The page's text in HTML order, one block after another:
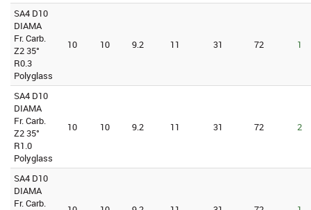
SA4 D10
DIAMA
Fr. Carb.
Z2 35°
R0.3
Polyglass
10 10 9.2 11 31 72 1
SA4 D10
DIAMA
Fr. Carb.
Z2 35°
R1.0
Polyglass
10 10 9.2 11 31 72 2
SA4 D10
DIAMA
Fr. Carb.